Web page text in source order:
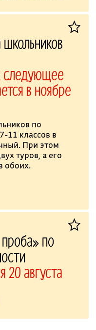
следующее
в ноябре
по
11 классов в
При этом
туров, а его
обоих.
по
20 августа